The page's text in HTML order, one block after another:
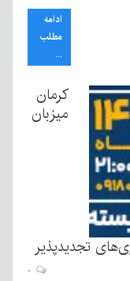
ادامه
مطلب
...
کرمان
میزبان
تجدیدپذیر